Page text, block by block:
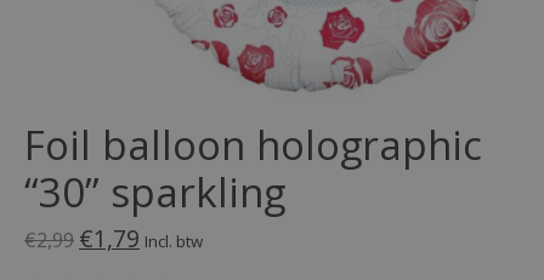
Foil balloon holographic
“30” sparkling
€2,99 €1,79 Incl. btw